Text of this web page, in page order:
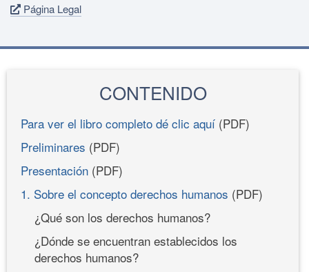
Página Legal
CONTENIDO
Para ver el libro completo dé clic aquí (PDF)
Preliminares (PDF)
Presentación (PDF)
1. Sobre el concepto derechos humanos (PDF)
¿Qué son los derechos humanos?
¿Dónde se encuentran establecidos los
derechos humanos?